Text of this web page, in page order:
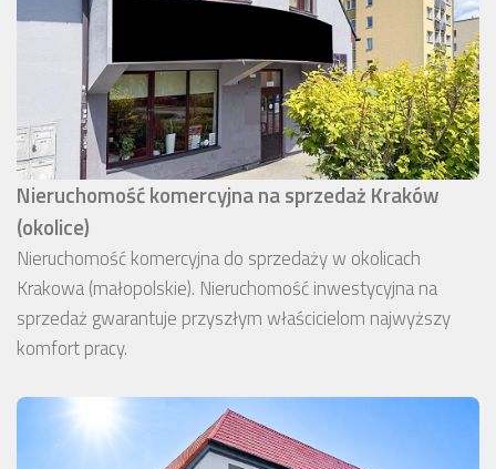
Nieruchomość komercyjna na sprzedaż Kraków
(okolice)
Nieruchomość komercyjna do sprzedaży w okolicach
Krakowa (małopolskie). Nieruchomość inwestycyjna na
sprzedaż gwarantuje przyszłym właścicielom najwyższy
komfort pracy.